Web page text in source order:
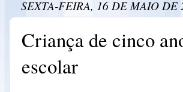
SEXTA-FEIRA, 16 DE MAIO DE
Criança de cinco
escolar